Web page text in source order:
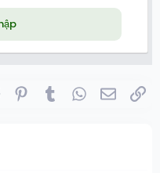
Reddit Pinterest
Tumblr WhatsApp
Email